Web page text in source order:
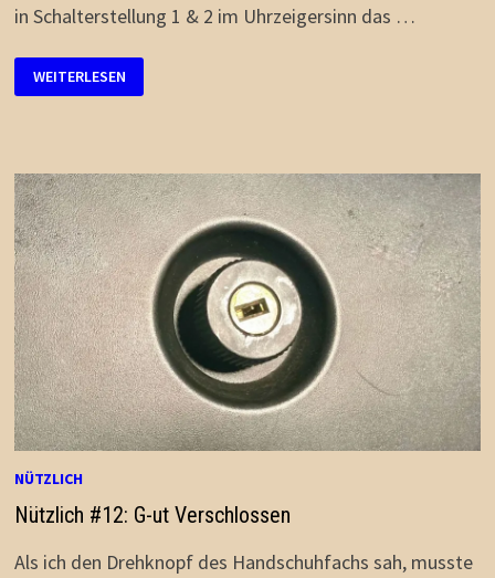
in Schalterstellung 1 & 2 im Uhrzeigersinn das …
NACHFERTIGUNG
TLDS
=
WEITERLESEN
NÜTZLICH
Nützlich #12: G-ut Verschlossen
Als ich den Drehknopf des Handschuhfachs sah, musste